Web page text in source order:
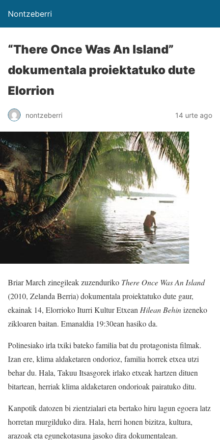
Nontzeberri
“There Once Was An Island”
dokumentala proiektatuko dute
Elorrion
nontzeberri 14 urte ago
Briar March zinegileak zuzenduriko There Once Was An Island
(2010, Zelanda Berria) dokumentala proiektatuko dute gaur,
ekainak 14, Elorrioko Iturri Kultur Etxean Hilean Behinizeneko
zikloaren baitan. Emanaldia 19:30ean hasiko da.
Polinesiako irla txiki bateko familia bat du protagonista filmak.
Izan ere, klima aldaketaren ondorioz, familia horrek etxea utzi
behar du. Hala, Takuu Itsasgorek irlako etxeak hartzen dituen
bitartean, herriak klima aldaketaren ondorioak pairatuko ditu.
Kanpotik datozen bi zientzialari eta bertako hiru lagun egoera latz
horretan murgilduko dira. Hala, herri honen bizitza, kultura,
arazoak eta egunekotasuna jasoko dira dokumentalean.